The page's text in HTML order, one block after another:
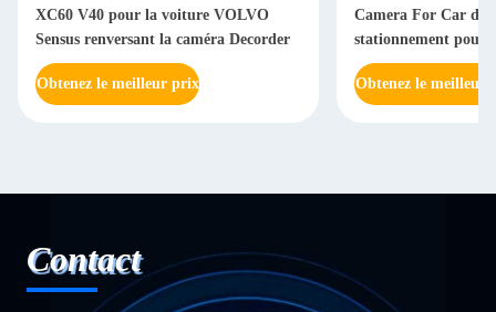
XC60 V40 pour la voiture VOLVO
Sensus renversant la caméra Decorder
Obtenez le meilleur prix
Camera For Car
stationnement pour
Obtenez le meilleur
Contact